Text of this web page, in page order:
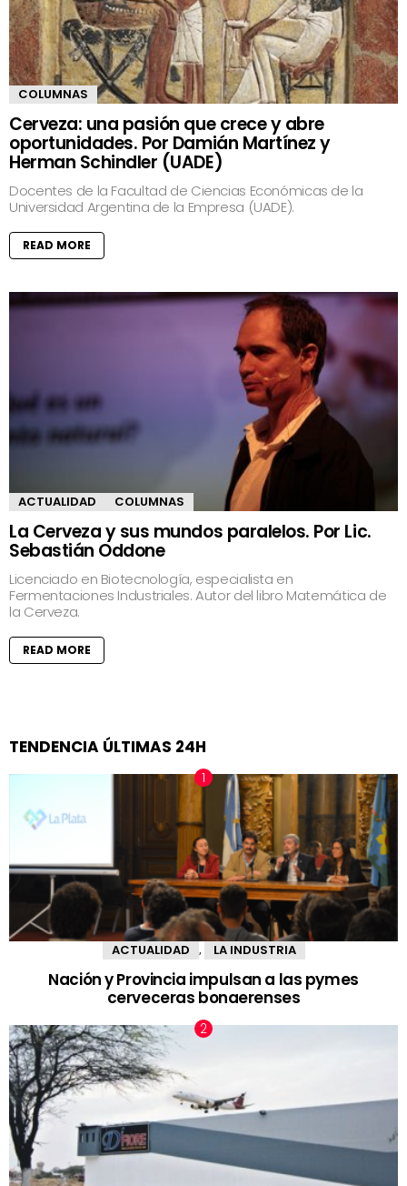
COLUMNAS
Cerveza: una pasión que crece y abre
oportunidades. Por Damián Martínez y
Herman Schindler (UADE)
Docentes de la Facultad de Ciencias Económicas de la
Universidad Argentina de la Empresa (UADE).
READ MORE
ACTUALIDAD COLUMNAS
La Cerveza y sus mundos paralelos. Por Lic.
Sebastián Oddone
Licenciado en Biotecnología, especialista en
Fermentaciones Industriales. Autor del libro Matemática de
la Cerveza.
READ MORE
TENDENCIA ÚLTIMAS 24H
ACTUALIDAD LA INDUSTRIA
Nación y Provincia impulsan a las pymes
cerveceras bonaerenses